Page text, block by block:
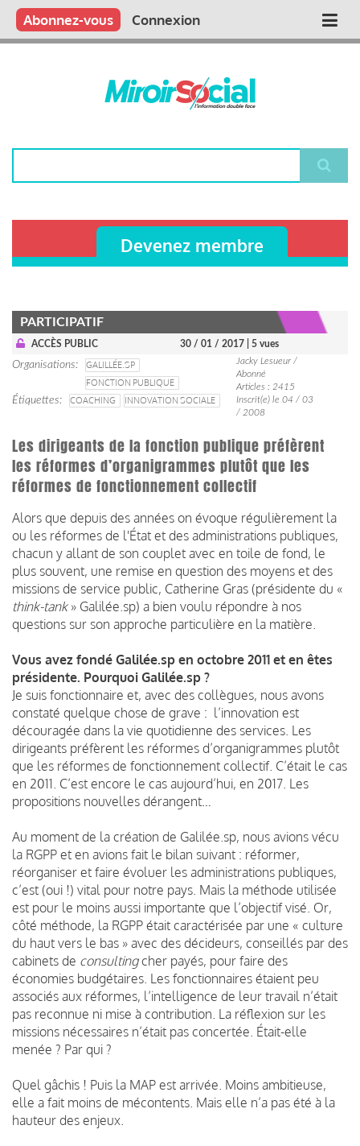
Aller
contenu
Main
Qui sommes nous ?
Vous publiez
Nous publions
Contactez-nous
Abonnez-vous Connexion
Devenez membre
PARTICIPATIF
ACCÈS PUBLIC 30 / 01 / 2017 | 5 vues
Organisations
GALILLÉE.SP
FONCTION PUBLIQUE
Étiquettes
COACHING INNOVATION SOCIALE
Jacky Lesueur /
Abonné
Articles : 2415
Inscrit(e) le 04 / 03
/ 2008
Les dirigeants de la fonction publique préfèrent
les réformes d’organigrammes plutôt que les
réformes de fonctionnement collectif
Alors que depuis des années on évoque régulièrement la
ou les réformes de l'État et des administrations publiques,
chacun y allant de son couplet avec en toile de fond, le
plus souvent, une remise en question des moyens et des
missions de service public, Catherine Gras (présidente du «
think-tank» Galilée.sp) a bien voulu répondre à nos
questions sur son approche particulière en la matière.
Vous avez fondé Galilée.sp en octobre 2011 et en êtes
présidente. Pourquoi Galilée.sp ?
Je suis fonctionnaire et, avec des collègues, nous avons
constaté quelque chose de grave : l’innovation est
découragée dans la vie quotidienne des services. Les
dirigeants préfèrent les réformes d’organigrammes plutôt
que les réformes de fonctionnement collectif. C’était le cas
en 2011. C’est encore le cas aujourd’hui, en 2017. Les
propositions nouvelles dérangent…
Au moment de la création de Galilée.sp, nous avions vécu
la RGPP et en avions fait le bilan suivant : réformer,
réorganiser et faire évoluer les administrations publiques,
c’est (oui !) vital pour notre pays. Mais la méthode utilisée
est pour le moins aussi importante que l’objectif visé. Or,
côté méthode, la RGPP était caractérisée par une « culture
du haut vers le bas » avec des décideurs, conseillés par des
cabinets de consultingcher payés, pour faire des
économies budgétaires. Les fonctionnaires étaient peu
associés aux réformes, l’intelligence de leur travail n’était
pas reconnue ni mise à contribution. La réflexion sur les
missions nécessaires n’était pas concertée. Était-elle
menée ? Par qui ?
Quel gâchis ! Puis la MAP est arrivée. Moins ambitieuse,
elle a fait moins de mécontents. Mais elle n’a pas été à la
hauteur des enjeux.